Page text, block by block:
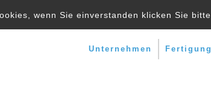
wenn Sie einverstanden klicken Sie bitte
Unternehmen Fertigung